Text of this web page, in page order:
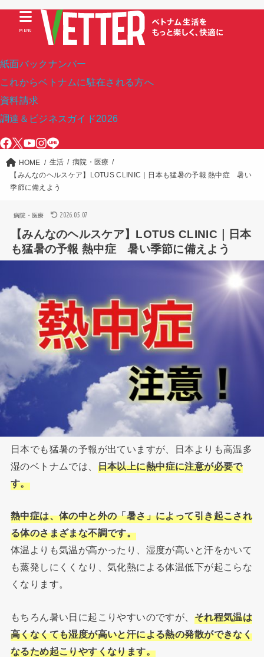
紙面バックナンバー
これからベトナムに駐在される方へ
資料請求
調達＆ビジネスガイド2026
MENU
HOME 生活
病院・医療
【みんなのヘルスケア】LOTUS CLINIC｜日本も猛暑の予報 熱中症 暑い
季節に備えよう
病院・医療 2026.05.07
【みんなのヘルスケア】LOTUS CLINIC｜日本
も猛暑の予報 熱中症 暑い季節に備えよう
日本でも猛暑の予報が出ていますが、日本よりも高温多
湿のベトナムでは、 日本以上に熱中症に注意が必要で
す。
熱中症は、体の中と外の「暑さ」によって引き起こされ
る体のさまざまな不調です。
体温よりも気温が高かったり、湿度が高いと汗をかいて
も蒸発しにくくなり、気化熱による体温低下が起こらな
くなります。
もちろん暑い日に起こりやすいのですが、 それ程気温は
高くなくても湿度が高いと汗による熱の発散ができなく
なるため起こりやすくなります。